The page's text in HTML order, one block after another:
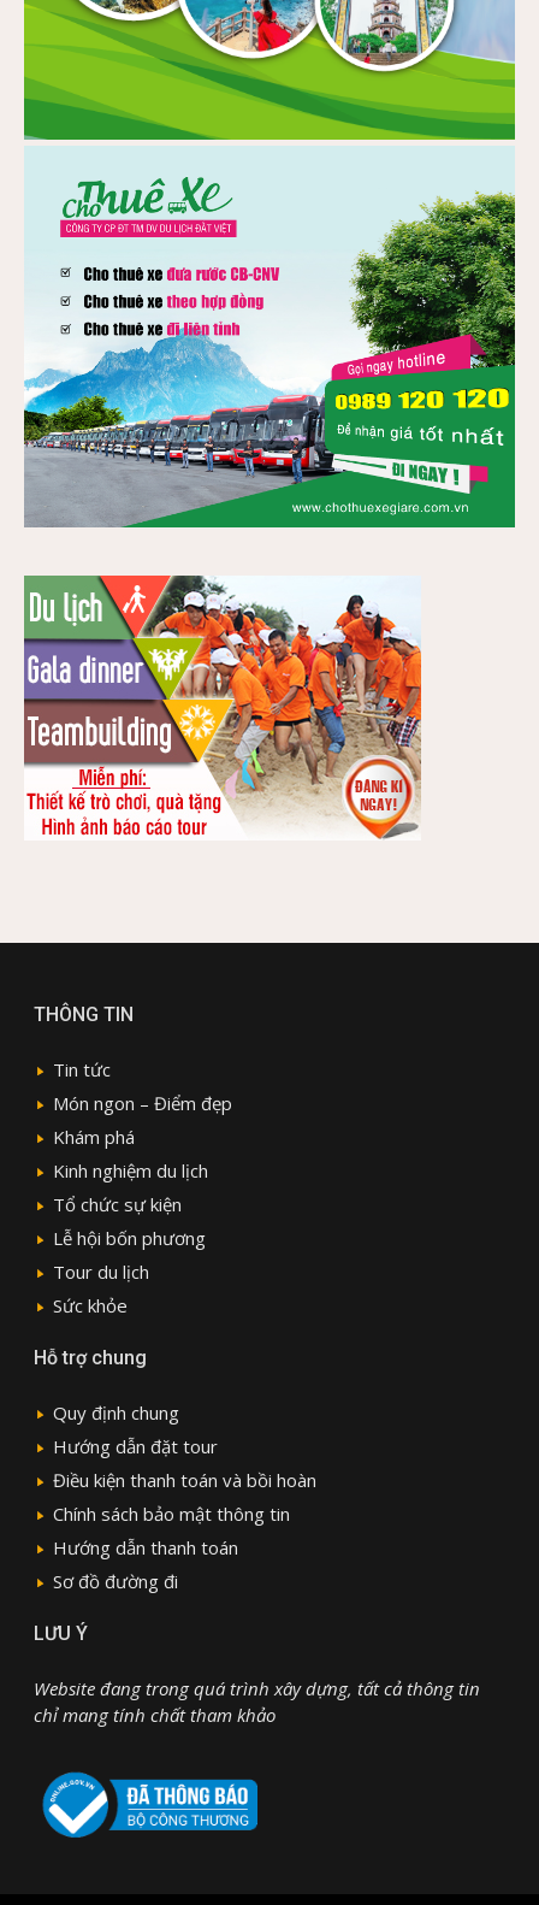
THÔNG TIN
Tin tức
Món ngon – Điểm đẹp
Khám phá
Kinh nghiệm du lịch
Tổ chức sự kiện
Lễ hội bốn phương
Tour du lịch
Sức khỏe
Hỗ trợ chung
Quy định chung
Hướng dẫn đặt tour
Điều kiện thanh toán và bồi hoàn
Chính sách bảo mật thông tin
Hướng dẫn thanh toán
Sơ đồ đường đi
LƯU Ý
Website đang trong quá trình xây dựng, tất cả thông tin
chỉ mang tính chất tham khảo